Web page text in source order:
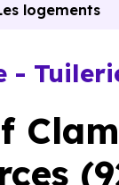
-
logements